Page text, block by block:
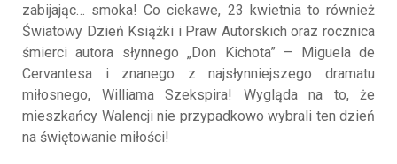
zabijając… smoka! Co ciekawe, 23 kwietnia to również
Światowy Dzień Książki i Praw Autorskich oraz rocznica
śmierci autora słynnego „Don Kichota” – Miguela de
Cervantesa i znanego z najsłynniejszego dramatu
miłosnego, Williama Szekspira! Wygląda na to, że
mieszkańcy Walencji nie przypadkowo wybrali ten dzień
na świętowanie miłości!